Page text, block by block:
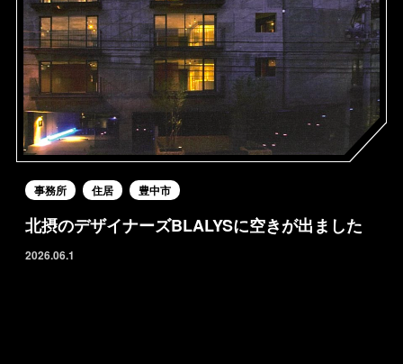
事務所 住居 豊中市
北摂のデザイナーズBLALYSに空きが出ました
2026.06.1